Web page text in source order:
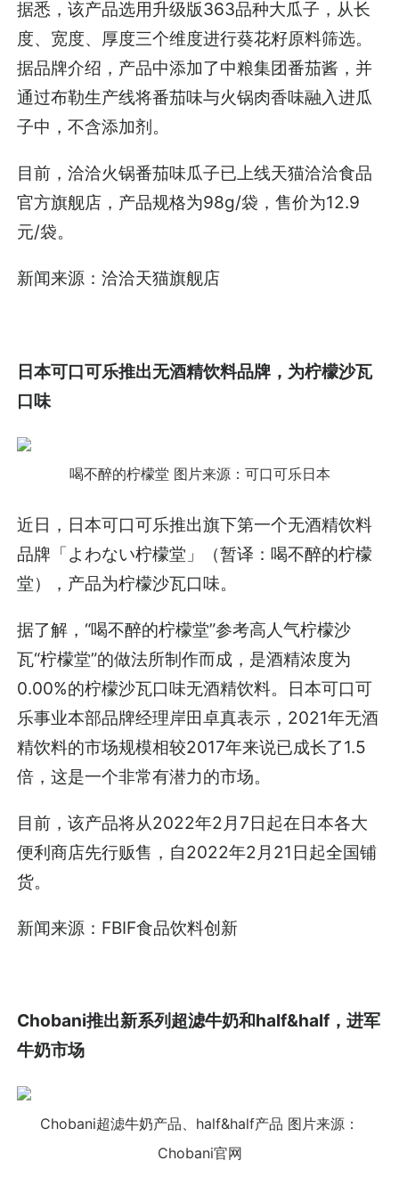
据悉，该产品选用升级版363品种大瓜子，从长
度、宽度、厚度三个维度进行葵花籽原料筛选。
据品牌介绍，产品中添加了中粮集团番茄酱，并
通过布勒生产线将番茄味与火锅肉香味融入进瓜
子中，不含添加剂。
目前，洽洽火锅番茄味瓜子已上线天猫洽洽食品
官方旗舰店，产品规格为98g/袋，售价为12.9
元/袋。
新闻来源：洽洽天猫旗舰店
日本可口可乐推出无酒精饮料品牌，为柠檬沙瓦
口味
喝不醉的柠檬堂 图片来源：可口可乐日本
近日，日本可口可乐推出旗下第一个无酒精饮料
品牌「よわない柠檬堂」（暂译：喝不醉的柠檬
堂），产品为柠檬沙瓦口味。
据了解，“喝不醉的柠檬堂”参考高人气柠檬沙
瓦“柠檬堂”的做法所制作而成，是酒精浓度为
0.00%的柠檬沙瓦口味无酒精饮料。日本可口可
乐事业本部品牌经理岸田卓真表示，2021年无酒
精饮料的市场规模相较2017年来说已成长了1.5
倍，这是一个非常有潜力的市场。
目前，该产品将从2022年2月7日起在日本各大
便利商店先行贩售，自2022年2月21日起全国铺
货。
新闻来源：FBIF食品饮料创新
Chobani推出新系列超滤牛奶和half&half，进军
牛奶市场
Chobani超滤牛奶产品、half&half产品 图片来源：
Chobani官网